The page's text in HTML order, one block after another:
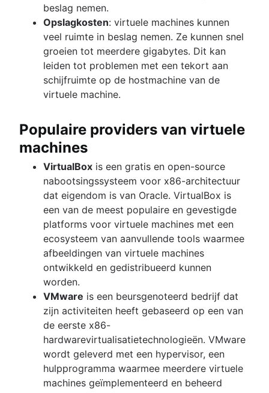
beslag nemen.
Opslagkosten: virtuele machines kunnen
veel ruimte in beslag nemen. Ze kunnen snel
groeien tot meerdere gigabytes. Dit kan
leiden tot problemen met een tekort aan
schijfruimte op de hostmachine van de
virtuele machine.
Populaire providers van virtuele
machines
VirtualBox is een gratis en open-source
nabootsingssysteem voor x86-architectuur
dat eigendom is van Oracle. VirtualBox is
een van de meest populaire en gevestigde
platforms voor virtuele machines met een
ecosysteem van aanvullende tools waarmee
afbeeldingen van virtuele machines
ontwikkeld en gedistribueerd kunnen
worden.
VMware is een beursgenoteerd bedrijf dat
zijn activiteiten heeft gebaseerd op een van
de eerste x86-
hardwarevirtualisatietechnologieën. VMware
wordt geleverd met een hypervisor, een
hulpprogramma waarmee meerdere virtuele
machines geïmplementeerd en beheerd